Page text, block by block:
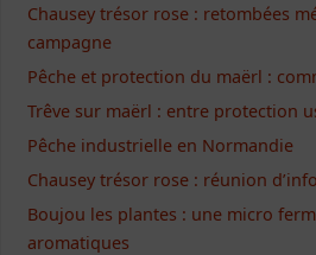
Chausey trésor rose : retombées
campagne
Pêche et protection du maërl :
Trêve sur maërl : entre protection
Pêche industrielle en Normandie
Chausey trésor rose : réunion
Boujou les plantes : une micro
aromatiques